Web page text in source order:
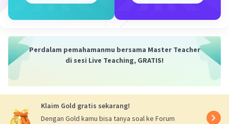
ini membantu Anda 🙂.
Sumber W Community Level 72
Jawaban terverifikasi
Jawaban yang tepat adalah 2
Perdalam pemahamanmu bersama Master Teacher
di sesi Live Teaching, GRATIS!
Klaim Gold gratis sekarang!
Dengan Gold kamu bisa tanya soal ke Forum